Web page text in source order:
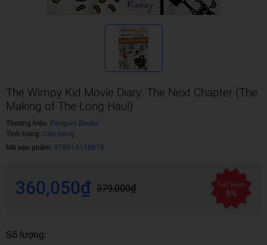
The Wimpy Kid Movie Diary: The Next Chapter (The
Making of The Long Haul)
Thương hiệu: Penguin Books
Tình trạng: Còn hàng
Mã sản phẩm: 978014138819
360,050₫ 379,000₫ Tiết kiệm
5%
Số lượng: